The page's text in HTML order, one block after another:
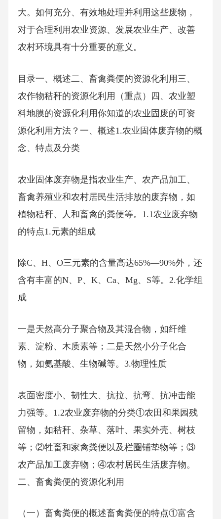
大。如何充分、有效地处理并利用这些废物，
对于合理利用农业资源、发展农业生产、改善
农村环境具有十分重要的意义。
目录一、概述二、畜禽粪便的资源化利用三、
农作物秸秆的资源化利用（重点）四、农业塑
料地膜的资源化利用你知道的农业固废的可资
源化利用方法？一、概述1.农业固体废弃物的概
念、特点及分类
农业固体废弃物是指农业生产、农产品加工、
畜禽养殖业和农村居民生活排放的废弃物，如
植物秸秆、人和畜禽的粪便等。1.1农业废弃物
的特点1.元素的组成
除C、H、O三元素的含量高达65%—90%外，还
含有丰富的N、P、K、Ca、Mg、S等。2.化学组
成
一是天然高分子聚合物及其混合物，如纤维
素、淀粉、木质素等；二是天然小分子化合
物，如氨基酸、生物碱等。3.物理性质
表面密度小、韧性大、抗拉、抗弯、抗冲击能
力强等。1.2农业废弃物的分类①农田和果园残
留物，如秸秆、杂草、落叶、果实外壳、树枝
等；②牲畜和家禽粪便以及栏圈铺垫物等；③
农产品加工废弃物；④农村居民生活废弃物。
二、畜禽粪便的资源化利用
（一）畜禽粪便的概述畜禽粪便的特点①富含